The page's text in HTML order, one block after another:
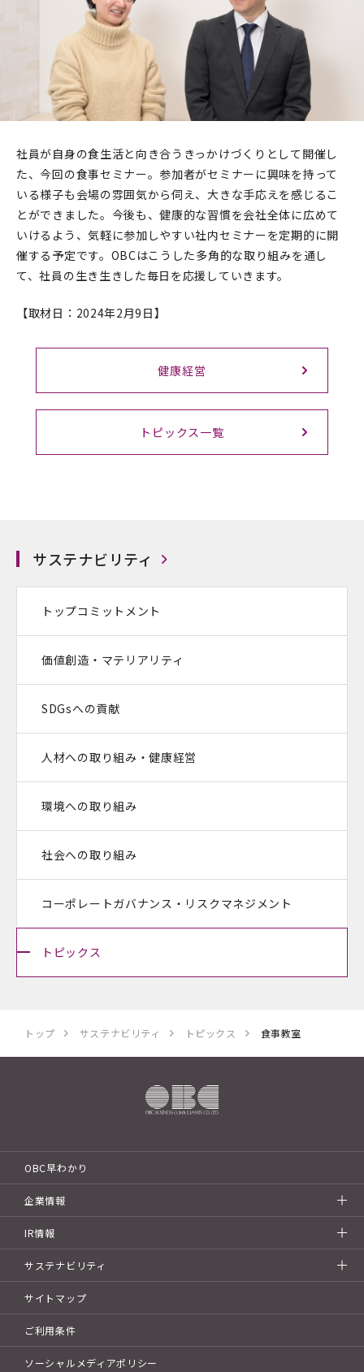
トップ サステナビリティ トピックス 食事教室
社員が自身の食生活と向き合うきっかけづくりとして開催し
た、今回の食事セミナー。参加者がセミナーに興味を持って
いる様子も会場の雰囲気から伺え、大きな手応えを感じるこ
とができました。今後も、健康的な習慣を会社全体に広めて
いけるよう、気軽に参加しやすい社内セミナーを定期的に開
催する予定です。OBCはこうした多角的な取り組みを通し
て、社員の生き生きした毎日を応援していきます。
【取材日：2024年2月9日】
健康経営
トピックス一覧
サステナビリティ
トップコミットメント
価値創造・マテリアリティ
SDGsへの貢献
人材への取り組み・健康経営
環境への取り組み
社会への取り組み
コーポレートガバナンス・ リスクマネジメント
トピックス
OBC早わかり
企業情報
IR情報
サステナビリティ
サイトマップ
ご利用条件
ソーシャルメディアポリシー